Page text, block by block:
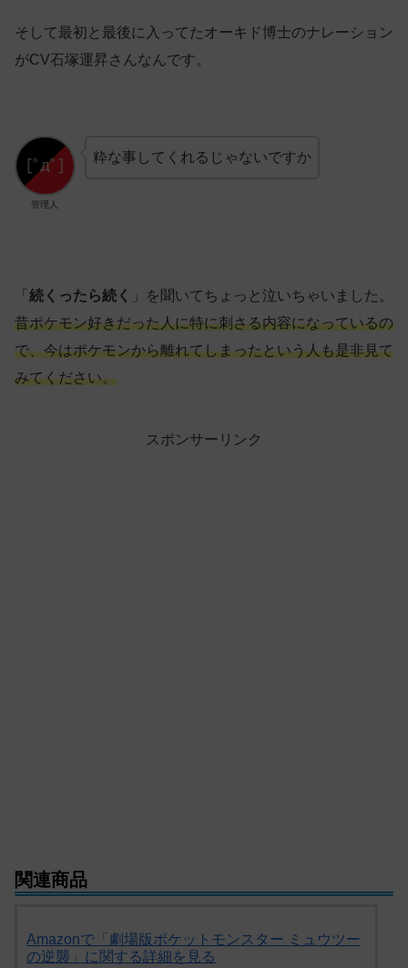
そして最初と最後に入ってたオーキド博士のナレーション
がCV石塚運昇さんなんです。
管理人
粋な事してくれるじゃないですか
「 続くったら続く
」を聞いてちょっと泣いちゃいました。
昔ポケモン好きだった人に特に刺さる内容になっているの
で、今はポケモンから離れてしまったという人も是非見て
みてください。
スポンサーリンク
関連商品
Amazonで「劇場版ポケットモンスター ミュウツー
の逆襲」に関する詳細を見る